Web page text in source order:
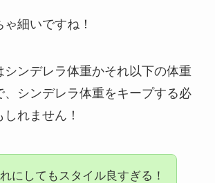
細いですね！
シンデレラ体重かそれ以下の体重
、シンデレラ体重をキープする必
れません！
にしてもスタイル良すぎる！